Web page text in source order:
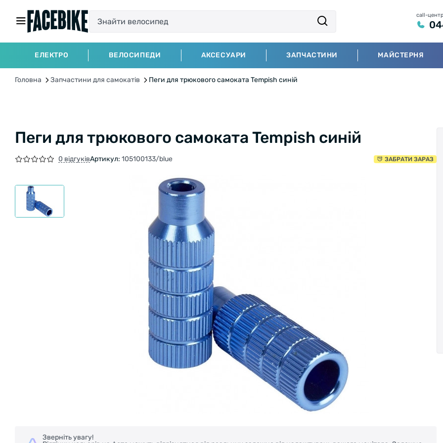
call-центр
ЕЛЕКТРО ВЕЛОСИПЕДИ АКСЕСУАРИ ЗАПЧАСТИНИ МАЙСТЕРНЯ
Головна Запчастини для самокатів Пеги для трюкового самоката Tempish синій
Пеги для трюкового самоката Tempish синій
0 відгуківАртикул: 105100133/blue ЗАБРАТИ ЗАРАЗ
Зверніть увагу!